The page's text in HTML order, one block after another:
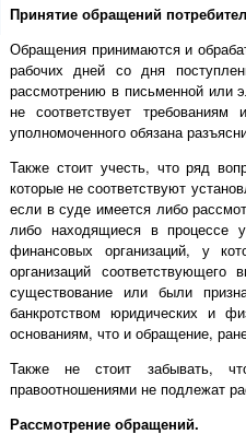
Принятие обращений
Обращения принимаются и
рабочих дней со дня
рассмотрению в письменной или
не соответствует
уполномоченного обязана
Также стоит учесть, что ряд
которые не соответствуют
если в суде имеется либо
либо находящиеся в процессе
финансовых организаций, у
организаций
существование или были
банкротством юридических и
основаниям, что и обращение,
Также не стоит забывать,
правоотношениями не подлежат
Рассмотрение обращений.